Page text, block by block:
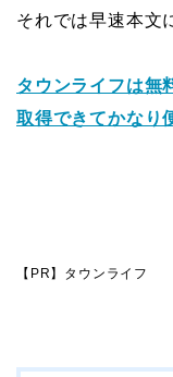
それでは早速本文
タウンライフは無
取得できてかなり
【PR】タウンライフ